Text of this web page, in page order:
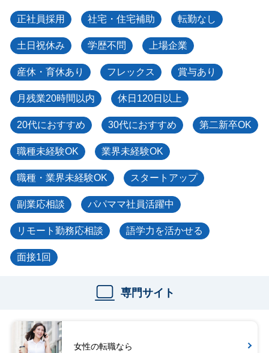
正社員採用 社宅・住宅補助 転勤なし
土日祝休み 学歴不問 上場企業
産休・育休あり フレックス 賞与あり
月残業20時間以内 休日120日以上
20代におすすめ 30代におすすめ 第二新卒OK
職種未経験OK 業界未経験OK
職種・業界未経験OK スタートアップ
副業応相談 パパママ社員活躍中
リモート勤務応相談 語学力を活かせる
面接1回
専門サイト
女性の転職なら